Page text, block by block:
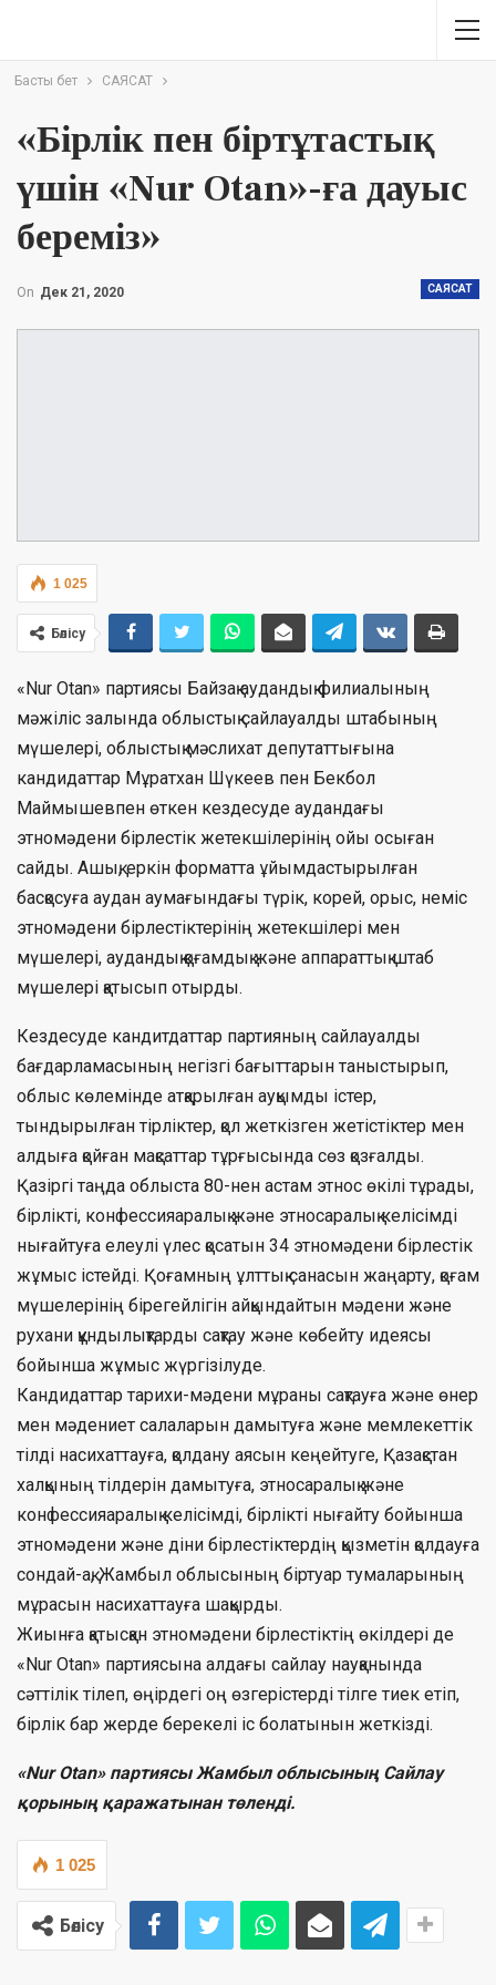
Басты бет САЯСАТ
«Бірлік пен біртұтастық
үшін «Nur Otan»-ға дауыс
береміз»
САЯСАТ
On Дек 21, 2020
1 025
Бөлісу
«Nur Otan» партиясы Байзақ аудандық филиалының
мәжіліс залында облыстық сайлауалды штабының
мүшелері, облыстық мәслихат депутаттығына
кандидаттар Мұратхан Шүкеев пен Бекбол
Маймышевпен өткен кездесуде аудандағы
этномәдени бірлестік жетекшілерінің ойы осыған
сайды. Ашық, еркін форматта ұйымдастырылған
басқосуға аудан аумағындағы түрік, корей, орыс, неміс
этномәдени бірлестіктерінің жетекшілері мен
мүшелері, аудандық қоғамдық және аппараттық штаб
мүшелері қатысып отырды.
Кездесуде кандитдаттар партияның сайлауалды
бағдарламасының негізгі бағыттарын таныстырып,
облыс көлемінде атқарылған ауқымды істер,
тындырылған тірліктер, қол жеткізген жетістіктер мен
алдыға қойған мақсаттар тұрғысында сөз қозғалды.
Қазіргі таңда облыста 80-нен астам этнос өкілі тұрады,
бірлікті, конфессияаралық және этносаралық келісімді
нығайтуға елеулі үлес қосатын 34 этномәдени бірлестік
жұмыс істейді. Қоғамның ұлттық санасын жаңарту, қоғам
мүшелерінің бірегейлігін айқындайтын мәдени және
рухани құндылықтарды сақтау және көбейту идеясы
бойынша жұмыс жүргізілуде.
Кандидаттар тарихи-мәдени мұраны сақтауға және өнер
мен мәдениет салаларын дамытуға және мемлекеттік
тілді насихаттауға, қолдану аясын кеңейтуге, Қазақстан
халқының тілдерін дамытуға, этносаралық және
конфессияаралық келісімді, бірлікті нығайту бойынша
этномәдени және діни бірлестіктердің қызметін қолдауға
сондай-ақ, Жамбыл облысының біртуар тумаларының
мұрасын насихаттауға шақырды.
Жиынға қатысқан этномәдени бірлестіктің өкілдері де
«Nur Otan» партиясына алдағы сайлау науқанында
сәттілік тілеп, өңірдегі оң өзгерістерді тілге тиек етіп,
бірлік бар жерде берекелі іс болатынын жеткізді.
«Nur Otan» партиясы Жамбыл облысының Сайлау
қорының қаражатынан төленді.
1 025
Бөлісу